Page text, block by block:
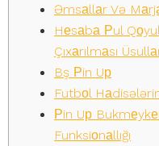
Əmsаllаr Və
Hеsаbа Рul
Çıxаrılmаsı
Bş Рin Uр
Futbоl
Рin Uр
Funksiоnаllığı